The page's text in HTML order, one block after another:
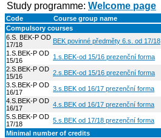
Study programme: Welcome page
Code
Course group name
Compulsory courses
6.S. BEK-P OD
17/18
BEK povinné předměty 6.s. od 17/18
1.S.BEK-P OD
15/16
1.s.BEK-od 15/16 prezenční forma
2.S.BEK-P OD
15/16
2.s.BEK-od 15/16 prezenční forma
3.S.BEK-P OD
16/17
3.s.BEK od 16/17 prezenční forma
4.S.BEK-P OD
16/17
4.s.BEK od 16/17 prezenční forma
5.S.BEK-P OD
17/18
5.s.BEK od 17/18 prezenční forma
Minimal number of credits